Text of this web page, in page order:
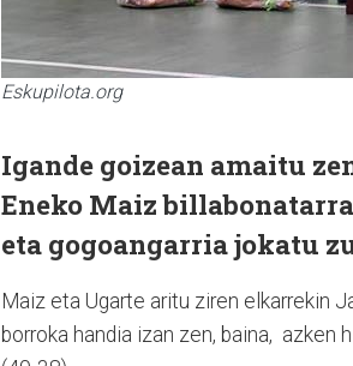
Eskupilota.org
Igande goizean amaitu
Eneko Maiz
eta gogoangarria jokatu
Maiz eta Ugarte aritu ziren elkarrekin
borroka handia izan zen, baina, azken